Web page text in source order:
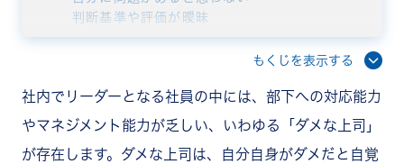
判断基準や評価が曖昧
ダメな上司が言ってしまいがちな部下に対しての
NGな発言・口癖
こんな簡単なこともできないのか
私が若い頃はこんなに努力した
もくじを表示する
社内でリーダーとなる社員の中には、部下への対応能力
やマネジメント能力が乏しい、いわゆる「ダメな上司」
が存在します。ダメな上司は、自分自身がダメだと自覚